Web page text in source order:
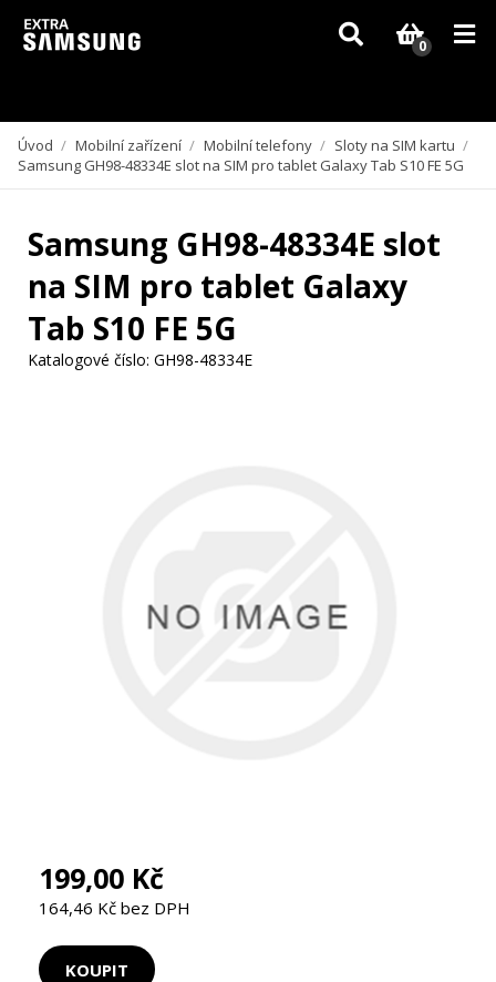
Vzhledem k aktuální situaci se může dodání dílů, které nejsou skladem,
zpozdit. Děkujeme za pochopení.
0
Úvod / Mobilní zařízení / Mobilní telefony / Sloty na SIM kartu /
Samsung GH98-48334E slot na SIM pro tablet Galaxy Tab S10 FE 5G
Samsung GH98-48334E slot
na SIM pro tablet Galaxy
Tab S10 FE 5G
Katalogové číslo: GH98-48334E
199,00 Kč
164,46 Kč bez DPH